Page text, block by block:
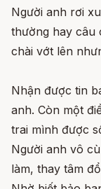
Người anh rơi
thường hay câu
chài vớt lên
Nhận được tin
anh. Còn một
trai mình được
Người anh vô
làm, thay tâm